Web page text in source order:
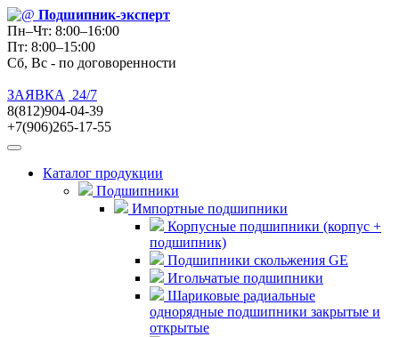
Подшипник-эксперт
Пн–Чт: 8:00–16:00
Пт: 8:00–15:00
Сб, Вс - по договоренности
ЗАЯВКА
24/7
8(812)904-04-39
+7(906)265-17-55
Каталог продукции
Подшипники
Импортные подшипники
Корпусные подшипники (корпус +
подшипник)
Подшипники скольжения GE
Игольчатые подшипники
Шариковые радиальные
однорядные подшипники закрытые и
открытые